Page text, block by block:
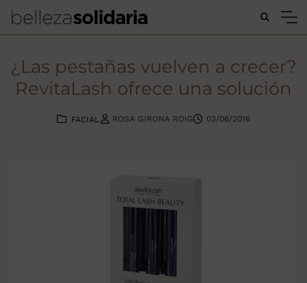
Buscar...
¿Las pestañas vuelven a crecer?
RevitaLash ofrece una solución
FACIAL ROSA GIRONA ROIG 03/06/2016